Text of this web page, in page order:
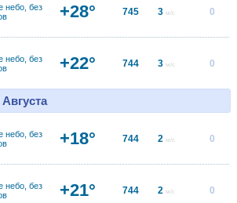
небо, без
+28° 745 3 м/с 0
небо, без
+22° 744 3 м/с 0
небо, без
+18° 744 2 м/с 0
небо, без
+21° 744 2 м/с 0